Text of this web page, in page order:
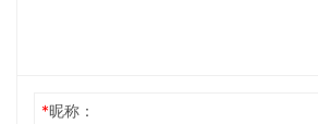
*昵称：